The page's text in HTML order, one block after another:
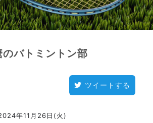
のバトミントン部
ツイートする
年11月26日(火)